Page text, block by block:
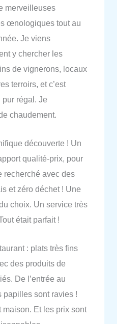
merveilleuses
œnologiques tout au
Je viens
y chercher les
de vignerons, locaux
terroirs, et c’est
régal. Je
chaudement.
découverte ! Un
qualité-prix, pour
recherché avec des
et zéro déchet ! Une
choix. Un service très
était parfait !
: plats très fins
des produits de
De l’entrée au
papilles sont ravies !
maison. Et les prix sont